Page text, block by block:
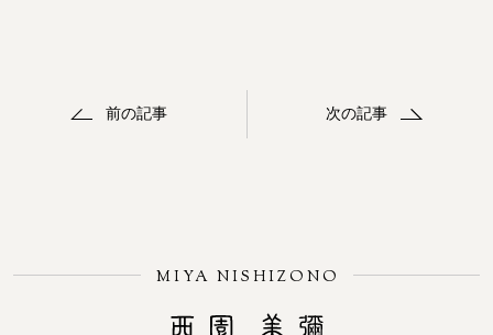
前の記事 次の記事
MIYA NISHIZONO